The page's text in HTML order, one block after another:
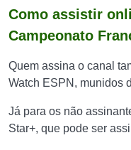
Como assistir
Campeonato
Quem assina o canal
Watch ESPN, munidos
Já para os não
Star+, que pode ser